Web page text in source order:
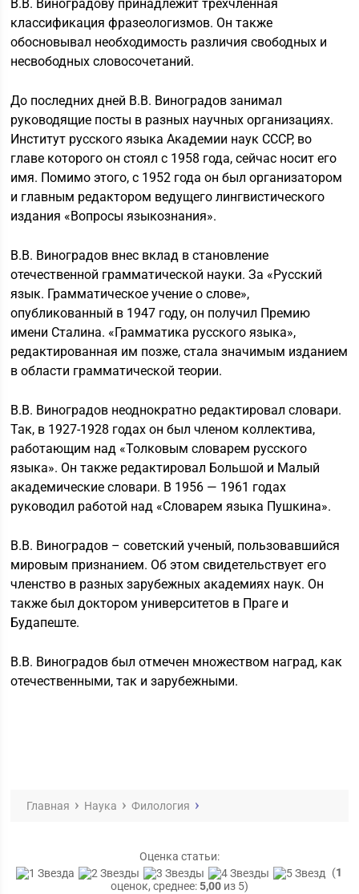
В.В. Виноградову принадлежит трехчленная
классификация фразеологизмов. Он также
обосновывал необходимость различия свободных и
несвободных словосочетаний.
До последних дней В.В. Виноградов занимал
руководящие посты в разных научных организациях.
Институт русского языка Академии наук СССР, во
главе которого он стоял с 1958 года, сейчас носит его
имя. Помимо этого, с 1952 года он был организатором
и главным редактором ведущего лингвистического
издания «Вопросы языкознания».
В.В. Виноградов внес вклад в становление
отечественной грамматической науки. За «Русский
язык. Грамматическое учение о слове»,
опубликованный в 1947 году, он получил Премию
имени Сталина. «Грамматика русского языка»,
редактированная им позже, стала значимым изданием
в области грамматической теории.
В.В. Виноградов неоднократно редактировал словари.
Так, в 1927-1928 годах он был членом коллектива,
работающим над «Толковым словарем русского
языка». Он также редактировал Большой и Малый
академические словари. В 1956 — 1961 годах
руководил работой над «Словарем языка Пушкина».
В.В. Виноградов – советский ученый, пользовавшийся
мировым признанием. Об этом свидетельствует его
членство в разных зарубежных академиях наук. Он
также был доктором университетов в Праге и
Будапеште.
В.В. Виноградов был отмечен множеством наград, как
отечественными, так и зарубежными.
Главная Наука Филология
Оценка статьи:
(1
оценок, среднее:5,00из 5)